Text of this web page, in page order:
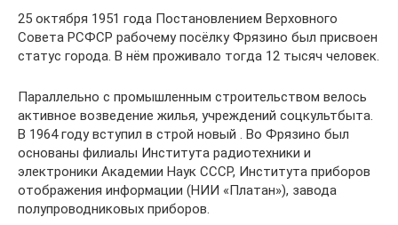
25 октября 1951 года Постановлением Верховного
Совета РСФСР рабочему посёлку Фрязино был присвоен
статус города. В нём проживало тогда 12 тысяч человек.
Параллельно с промышленным строительством велось
активное возведение жилья, учреждений соцкультбыта.
В 1964 году вступил в строй новый . Во Фрязино был
основаны филиалы Института радиотехники и
электроники Академии Наук СССР, Института приборов
отображения информации (НИИ «Платан»), завода
полупроводниковых приборов.